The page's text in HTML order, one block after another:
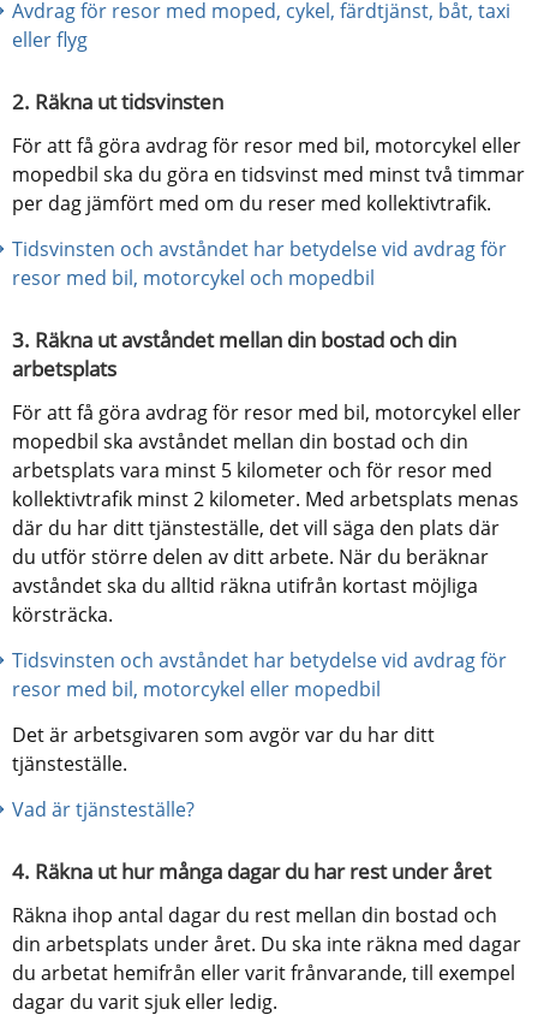
Avdrag för resor med moped, cykel, färdtjänst, båt, taxi
eller flyg
2. Räkna ut tidsvinsten
För att få göra avdrag för resor med bil, motorcykel eller
mopedbil ska du göra en tidsvinst med minst två timmar
per dag jämfört med om du reser med kollektivtrafik.
Tidsvinsten och avståndet har betydelse vid avdrag för
resor med bil, motorcykel och mopedbil
3. Räkna ut avståndet mellan din bostad och din
arbetsplats
För att få göra avdrag för resor med bil, motorcykel eller
mopedbil ska avståndet mellan din bostad och din
arbetsplats vara minst 5 kilometer och för resor med
kollektivtrafik minst 2 kilometer. Med arbetsplats menas
där du har ditt tjänsteställe, det vill säga den plats där
du utför större delen av ditt arbete. När du beräknar
avståndet ska du alltid räkna utifrån kortast möjliga
körsträcka.
Tidsvinsten och avståndet har betydelse vid avdrag för
resor med bil, motorcykel eller mopedbil
Det är arbetsgivaren som avgör var du har ditt
tjänsteställe.
Vad är tjänsteställe?
4. Räkna ut hur många dagar du har rest under året
Räkna ihop antal dagar du rest mellan din bostad och
din arbetsplats under året. Du ska inte räkna med dagar
du arbetat hemifrån eller varit frånvarande, till exempel
dagar du varit sjuk eller ledig.